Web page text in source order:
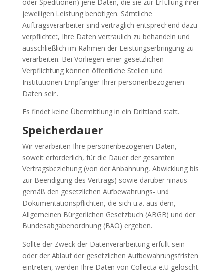
oder Speditionen) jene Daten, die sie zur Erfüllung ihrer
jeweiligen Leistung benötigen. Sämtliche
Auftragsverarbeiter sind vertraglich entsprechend dazu
verpflichtet, Ihre Daten vertraulich zu behandeln und
ausschließlich im Rahmen der Leistungserbringung zu
verarbeiten. Bei Vorliegen einer gesetzlichen
Verpflichtung können öffentliche Stellen und
Institutionen Empfänger Ihrer personenbezogenen
Daten sein.
Es findet keine Übermittlung in ein Drittland statt.
Speicherdauer
Wir verarbeiten Ihre personenbezogenen Daten,
soweit erforderlich, für die Dauer der gesamten
Vertragsbeziehung (von der Anbahnung, Abwicklung bis
zur Beendigung des Vertrags) sowie darüber hinaus
gemäß den gesetzlichen Aufbewahrungs- und
Dokumentationspflichten, die sich u.a. aus dem,
Allgemeinen Bürgerlichen Gesetzbuch (ABGB) und der
Bundesabgabenordnung (BAO) ergeben.
Sollte der Zweck der Datenverarbeitung erfüllt sein
oder der Ablauf der gesetzlichen Aufbewahrungsfristen
eintreten, werden Ihre Daten von Collecta e.U gelöscht.